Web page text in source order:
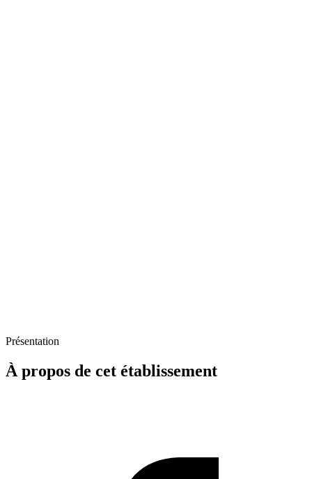
Présentation
À propos de cet établissement